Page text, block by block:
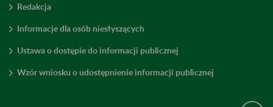
Redakcja
Informacje dla osób niesłyszących
Ustawa o dostępie do informacji publicznej
Wzór wniosku o udostępnienie informacji publicznej